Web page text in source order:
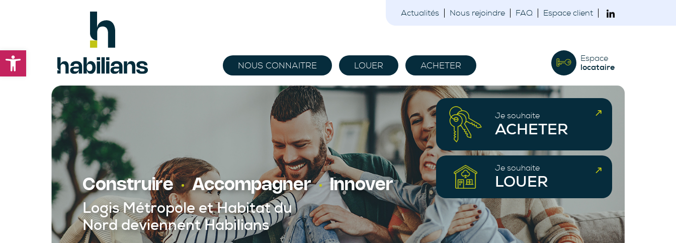
Ouvrir la barre d’outils
Actualités Nous rejoindre FAQ Espace client
NOUS CONNAITRE LOUER ACHETER
Espace
locataire
Construire Accompagner Innover
Logis Métropole et Habitat du
Nord deviennent Habilians
Je souhaite
ACHETER
Je souhaite
LOUER